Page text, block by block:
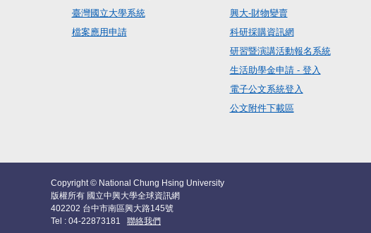
臺灣國立大學系統
檔案應用申請
興大-財物變賣
科研採購資訊網
研習暨演講活動報名系統
生活助學金申請 - 登入
電子公文系統登入
公文附件下載區
Copyright © National Chung Hsing University
版權所有 國立中興大學全球資訊網
402202 台中市南區興大路145號
Tel : 04-22873181 聯絡我們